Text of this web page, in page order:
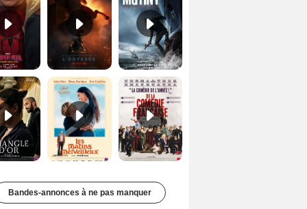
Les Matins merveilleux Bande-annonce VF De la Comédie-Française Teaser VF
Bandes-annonces à ne pas manquer